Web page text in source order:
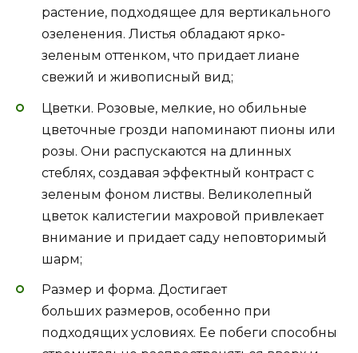
растение, подходящее для вертикального
озеленения. Листья обладают ярко-
зеленым оттенком, что придает лиане
свежий и живописный вид;
Цветки. Розовые, мелкие, но обильные
цветочные грозди напоминают пионы или
розы. Они распускаются на длинных
стеблях, создавая эффектный контраст с
зеленым фоном листвы. Великолепный
цветок калистегии махровой привлекает
внимание и придает саду неповторимый
шарм;
Размер и форма. Достигает
больших размеров, особенно при
подходящих условиях. Ее побеги способны